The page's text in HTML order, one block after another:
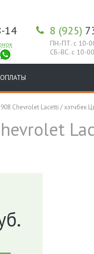
14 8 (925)
ПН.-ПТ. с 10-
СБ.-ВС. с 10-
Chevrolet Lacetti / хэтчбек